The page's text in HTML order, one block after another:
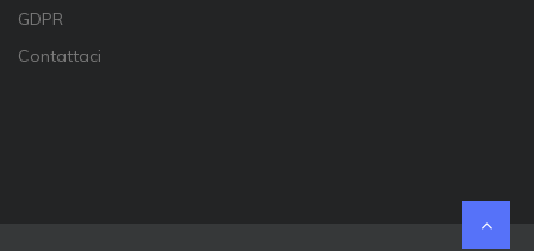
GDPR
Contattaci